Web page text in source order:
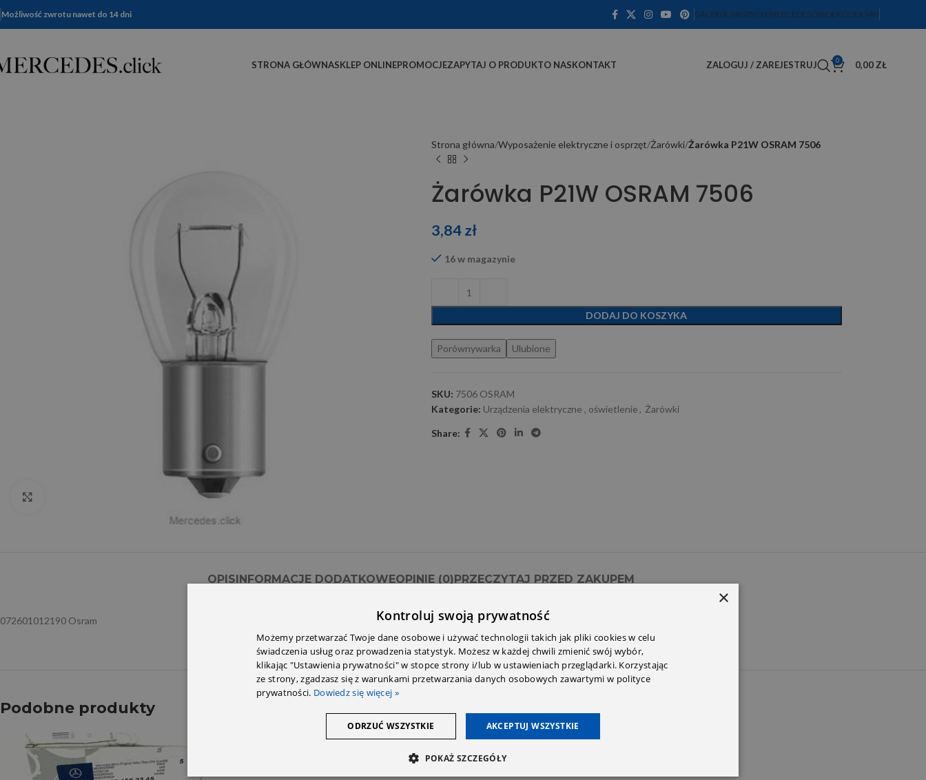
Możliwość zwrotu nawet do 14 dni GALERIA WASZYCH MERCEDESÓWDEKODER VIN
STRONA GŁÓWNASKLEP ONLINEPROMOCJEZAPYTAJ O PRODUKTO NASKONTAKT ZALOGUJ / ZAREJESTRUJ 0 0,00 ZŁ
Strona główna Wyposażenie elektryczne i osprzęt Żarówki Żarówka P21W OSRAM 7506
Żarówka P21W OSRAM 7506
3,84zł
16 w magazynie
DODAJ DO KOSZYKA
Porównywarka Ulubione
SKU: 7506 OSRAM
Kategorie: Urządzenia elektryczne , oświetlenie, Żarówki
Share:
OPISINFORMACJE DODATKOWEOPINIE (0)PRZECZYTAJ PRZED ZAKUPEM
072601012190 Osram
Podobne produkty
×
Kontroluj swoją prywatność
Możemy przetwarzać Twoje dane osobowe i używać technologii takich jak pliki cookies w celu
świadczenia usług oraz prowadzenia statystyk. Możesz w każdej chwili zmienić swój wybór,
klikając "Ustawienia prywatności" w stopce strony i/lub w ustawieniach przeglądarki. Korzystając
ze strony, zgadzasz się z warunkami przetwarzania danych osobowych zawartymi w polityce
prywatności. Dowiedz się więcej »
AKCEPTUJ WSZYSTKIE
ODRZUĆ WSZYSTKIE
POKAŻ SZCZEGÓŁY